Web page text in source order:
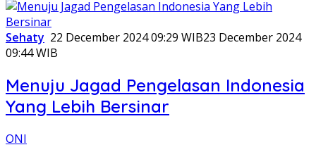
Sehaty 22 December 2024 09:29 WIB23 December 2024
09:44 WIB
Menuju Jagad Pengelasan Indonesia
Yang Lebih Bersinar
ONI